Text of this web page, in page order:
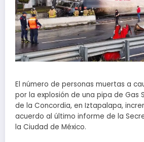
El número de personas muertas a
por la explosión de una pipa de Gas
de la Concordia, en Iztapalapa,
acuerdo al último informe de la
la Ciudad de México.